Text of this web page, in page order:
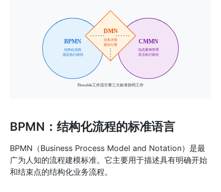
BPMN：结构化流程的标准语言
BPMN（Business Process Model and Notation）是最
广为人知的流程建模标准。它主要用于描述具有明确开始
和结束点的结构化业务流程。